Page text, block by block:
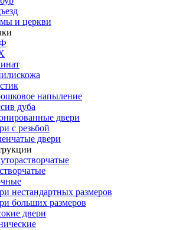
и церкви
напыление
дуба
двери
с резьбой
двери
нестандартных размеров
больших размеров
двери